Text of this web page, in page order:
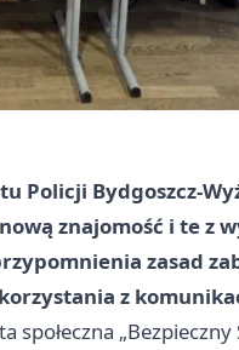
Policji Bydgoszcz-
znajomość i te z
zasad
z